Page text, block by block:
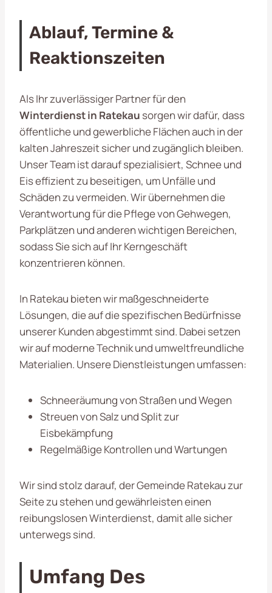
Ablauf, Termine &
Reaktionszeiten
Als Ihr zuverlässiger Partner für den
Winterdienst in Ratekau sorgen wir dafür, dass
öffentliche und gewerbliche Flächen auch in der
kalten Jahreszeit sicher und zugänglich bleiben.
Unser Team ist darauf spezialisiert, Schnee und
Eis effizient zu beseitigen, um Unfälle und
Schäden zu vermeiden. Wir übernehmen die
Verantwortung für die Pflege von Gehwegen,
Parkplätzen und anderen wichtigen Bereichen,
sodass Sie sich auf Ihr Kerngeschäft
konzentrieren können.
In Ratekau bieten wir maßgeschneiderte
Lösungen, die auf die spezifischen Bedürfnisse
unserer Kunden abgestimmt sind. Dabei setzen
wir auf moderne Technik und umweltfreundliche
Materialien. Unsere Dienstleistungen umfassen:
Schneeräumung von Straßen und Wegen
Streuen von Salz und Split zur
Eisbekämpfung
Regelmäßige Kontrollen und Wartungen
Wir sind stolz darauf, der Gemeinde Ratekau zur
Seite zu stehen und gewährleisten einen
reibungslosen Winterdienst, damit alle sicher
unterwegs sind.
Umfang Des